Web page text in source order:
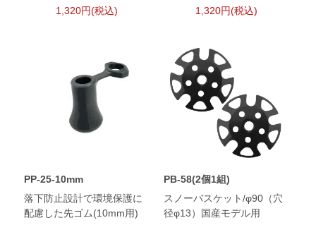
1,320円(税込)
1,320円(税込)
PP-25-10mm
落下防止設計で環境保護に
配慮した先ゴム(10mm用)
PB-58(2個1組)
スノーバスケット/φ90（穴
径φ13）国産モデル用